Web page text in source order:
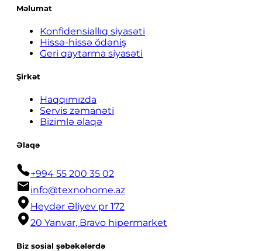
Məlumat
Konfidensiallıq siyasəti
Hissə-hissə ödəniş
Geri qaytarma siyasəti
Şirkət
Haqqımızda
Servis zəmanəti
Bizimlə əlaqə
Əlaqə
+994 55 200 35 02
info@texnohome.az
Heydər Əliyev pr 172
20 Yanvar, Bravo hipermarket
Biz sosial şəbəkələrdə